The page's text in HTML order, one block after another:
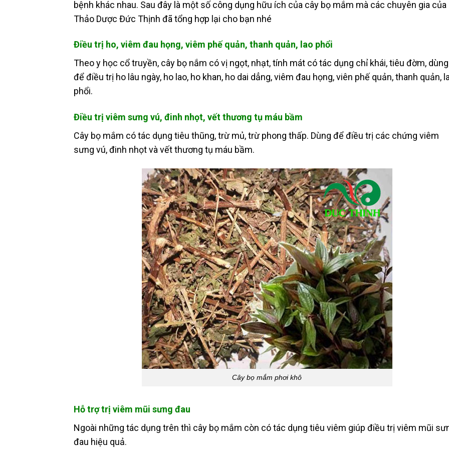
bệnh khác nhau. Sau đây là một số công dụng hữu ích của cây bọ mắm mà các chuyên gia của
Thảo Dược Đức Thịnh đã tổng hợp lại cho bạn nhé
Điều trị ho, viêm đau họng, viêm phế quản, thanh quản, lao phổi
Theo y học cổ truyền, cây bọ nắm có vị ngọt, nhạt, tính mát có tác dụng chỉ khái, tiêu đờm, dùng
để điều trị ho lâu ngày, ho lao, ho khan, ho dai dẳng, viêm đau họng, viên phế quản, thanh quản,
phổi.
Điều trị viêm sưng vú, đinh nhọt, vết thương tụ máu bầm
Cây bọ mắm có tác dụng tiêu thũng, trừ mủ, trừ phong thấp. Dùng để điều trị các chứng viêm
sưng vú, đinh nhọt và vết thương tụ máu bầm.
Cây bọ mắm phơi khô
Hỗ trợ trị viêm mũi sưng đau
Ngoài những tác dụng trên thì cây bọ mắm còn có tác dụng tiêu viêm giúp điều trị viêm mũi
đau hiệu quả.